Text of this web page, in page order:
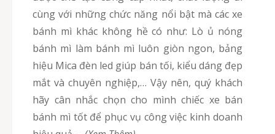
cùng với những chức năng nổi bật mà các xe
bánh mì khác không hề có như: Lò ủ nóng
bánh mì làm bánh mì luôn giòn ngon, bảng
hiệu Mica đèn led giúp bán tối, kiểu dáng đẹp
mắt và chuyên nghiệp,… Vậy nên, quý khách
hãy cân nhắc chọn cho mình chiếc xe bán
bánh mì tốt để phục vụ công việc kinh doanh